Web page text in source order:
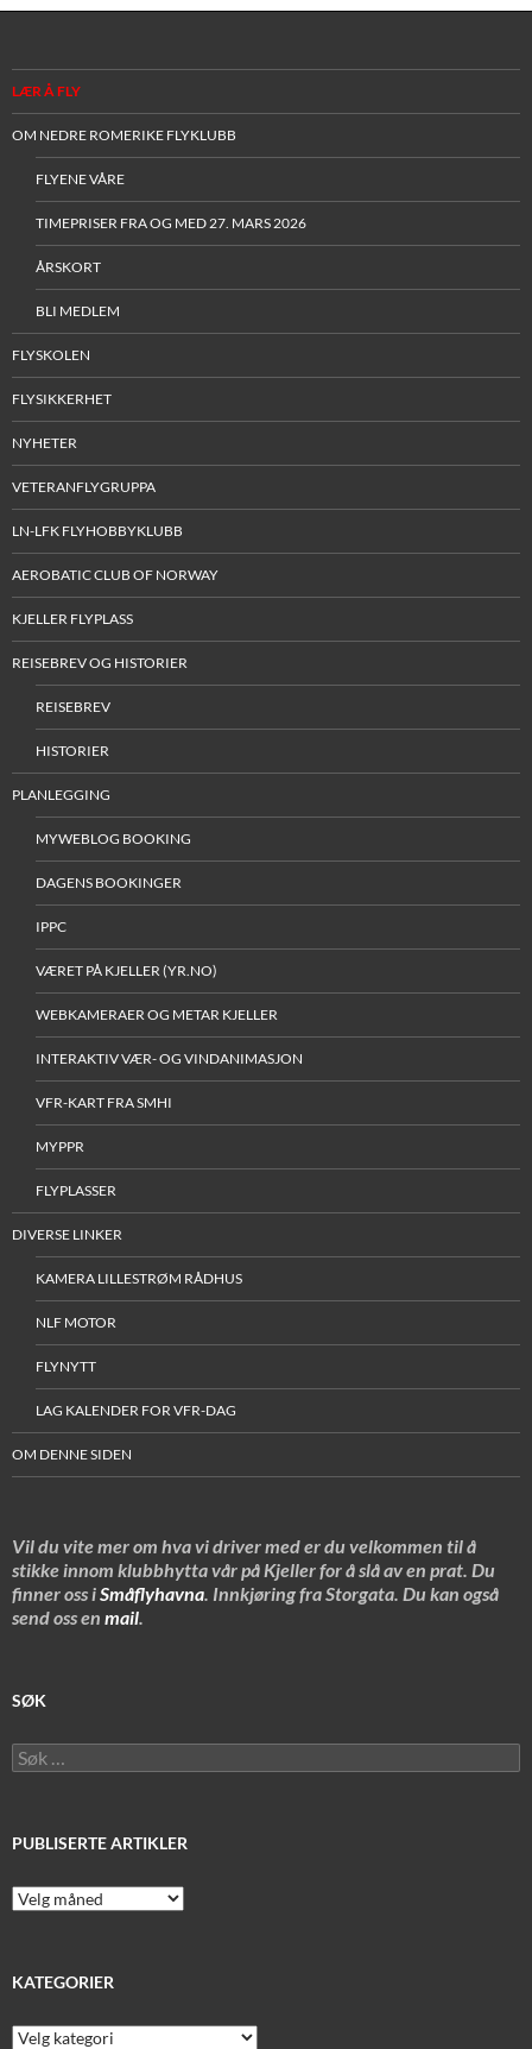
LÆR Å FLY
OM NEDRE ROMERIKE FLYKLUBB
FLYENE VÅRE
TIMEPRISER FRA OG MED 27. MARS 2026
ÅRSKORT
BLI MEDLEM
FLYSKOLEN
FLYSIKKERHET
NYHETER
VETERANFLYGRUPPA
LN-LFK FLYHOBBYKLUBB
AEROBATIC CLUB OF NORWAY
KJELLER FLYPLASS
REISEBREV OG HISTORIER
REISEBREV
HISTORIER
PLANLEGGING
MYWEBLOG BOOKING
DAGENS BOOKINGER
IPPC
VÆRET PÅ KJELLER (YR.NO)
WEBKAMERAER OG METAR KJELLER
INTERAKTIV VÆR- OG VINDANIMASJON
VFR-KART FRA SMHI
MYPPR
FLYPLASSER
DIVERSE LINKER
KAMERA LILLESTRØM RÅDHUS
NLF MOTOR
FLYNYTT
LAG KALENDER FOR VFR-DAG
OM DENNE SIDEN
Vil du vite mer om hva vi driver med er du velkommen til å
stikke innom klubbhytta vår på Kjeller for å slå av en prat. Du
finner oss iSmåflyhavna. Innkjøring fra Storgata. Du kan også
send oss en mail.
SØK
Søk
etter:
PUBLISERTE ARTIKLER
Publiserte
artikler
KATEGORIER
Kategorier